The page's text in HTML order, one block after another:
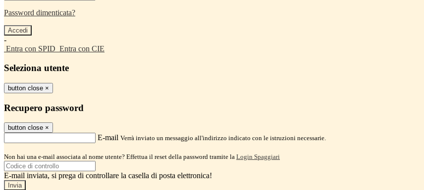
Password dimenticata?
-
Entra con SPID Entra con CIE
Seleziona utente
button close ×
Recupero password
button close ×
E-mail Verrà inviato un messaggio all'indirizzo indicato con le istruzioni necessarie.
Non hai una e-mail associata al nome utente? Effettua il reset della password tramite la Login Spaggiari
E-mail inviata, si prega di controllare la casella di posta elettronica!